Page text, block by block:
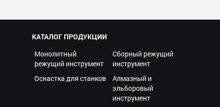
КАТАЛОГ ПРОДУКЦИИ
Монолитный
режущий инструмент
Сборный режущий
инструмент
Оснастка для станков
Алмазный и
эльборовый
инструмент